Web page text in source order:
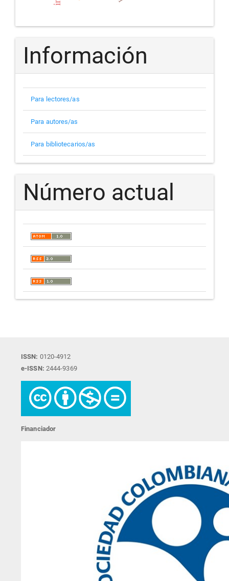
Información
Para lectores/as
Para autores/as
Para bibliotecarios/as
Número actual
ISSN: 0120-4912
e-ISSN: 2444-9369
Financiador